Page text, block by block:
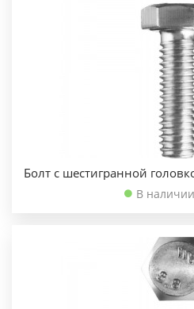
Болт с шестигранной
В